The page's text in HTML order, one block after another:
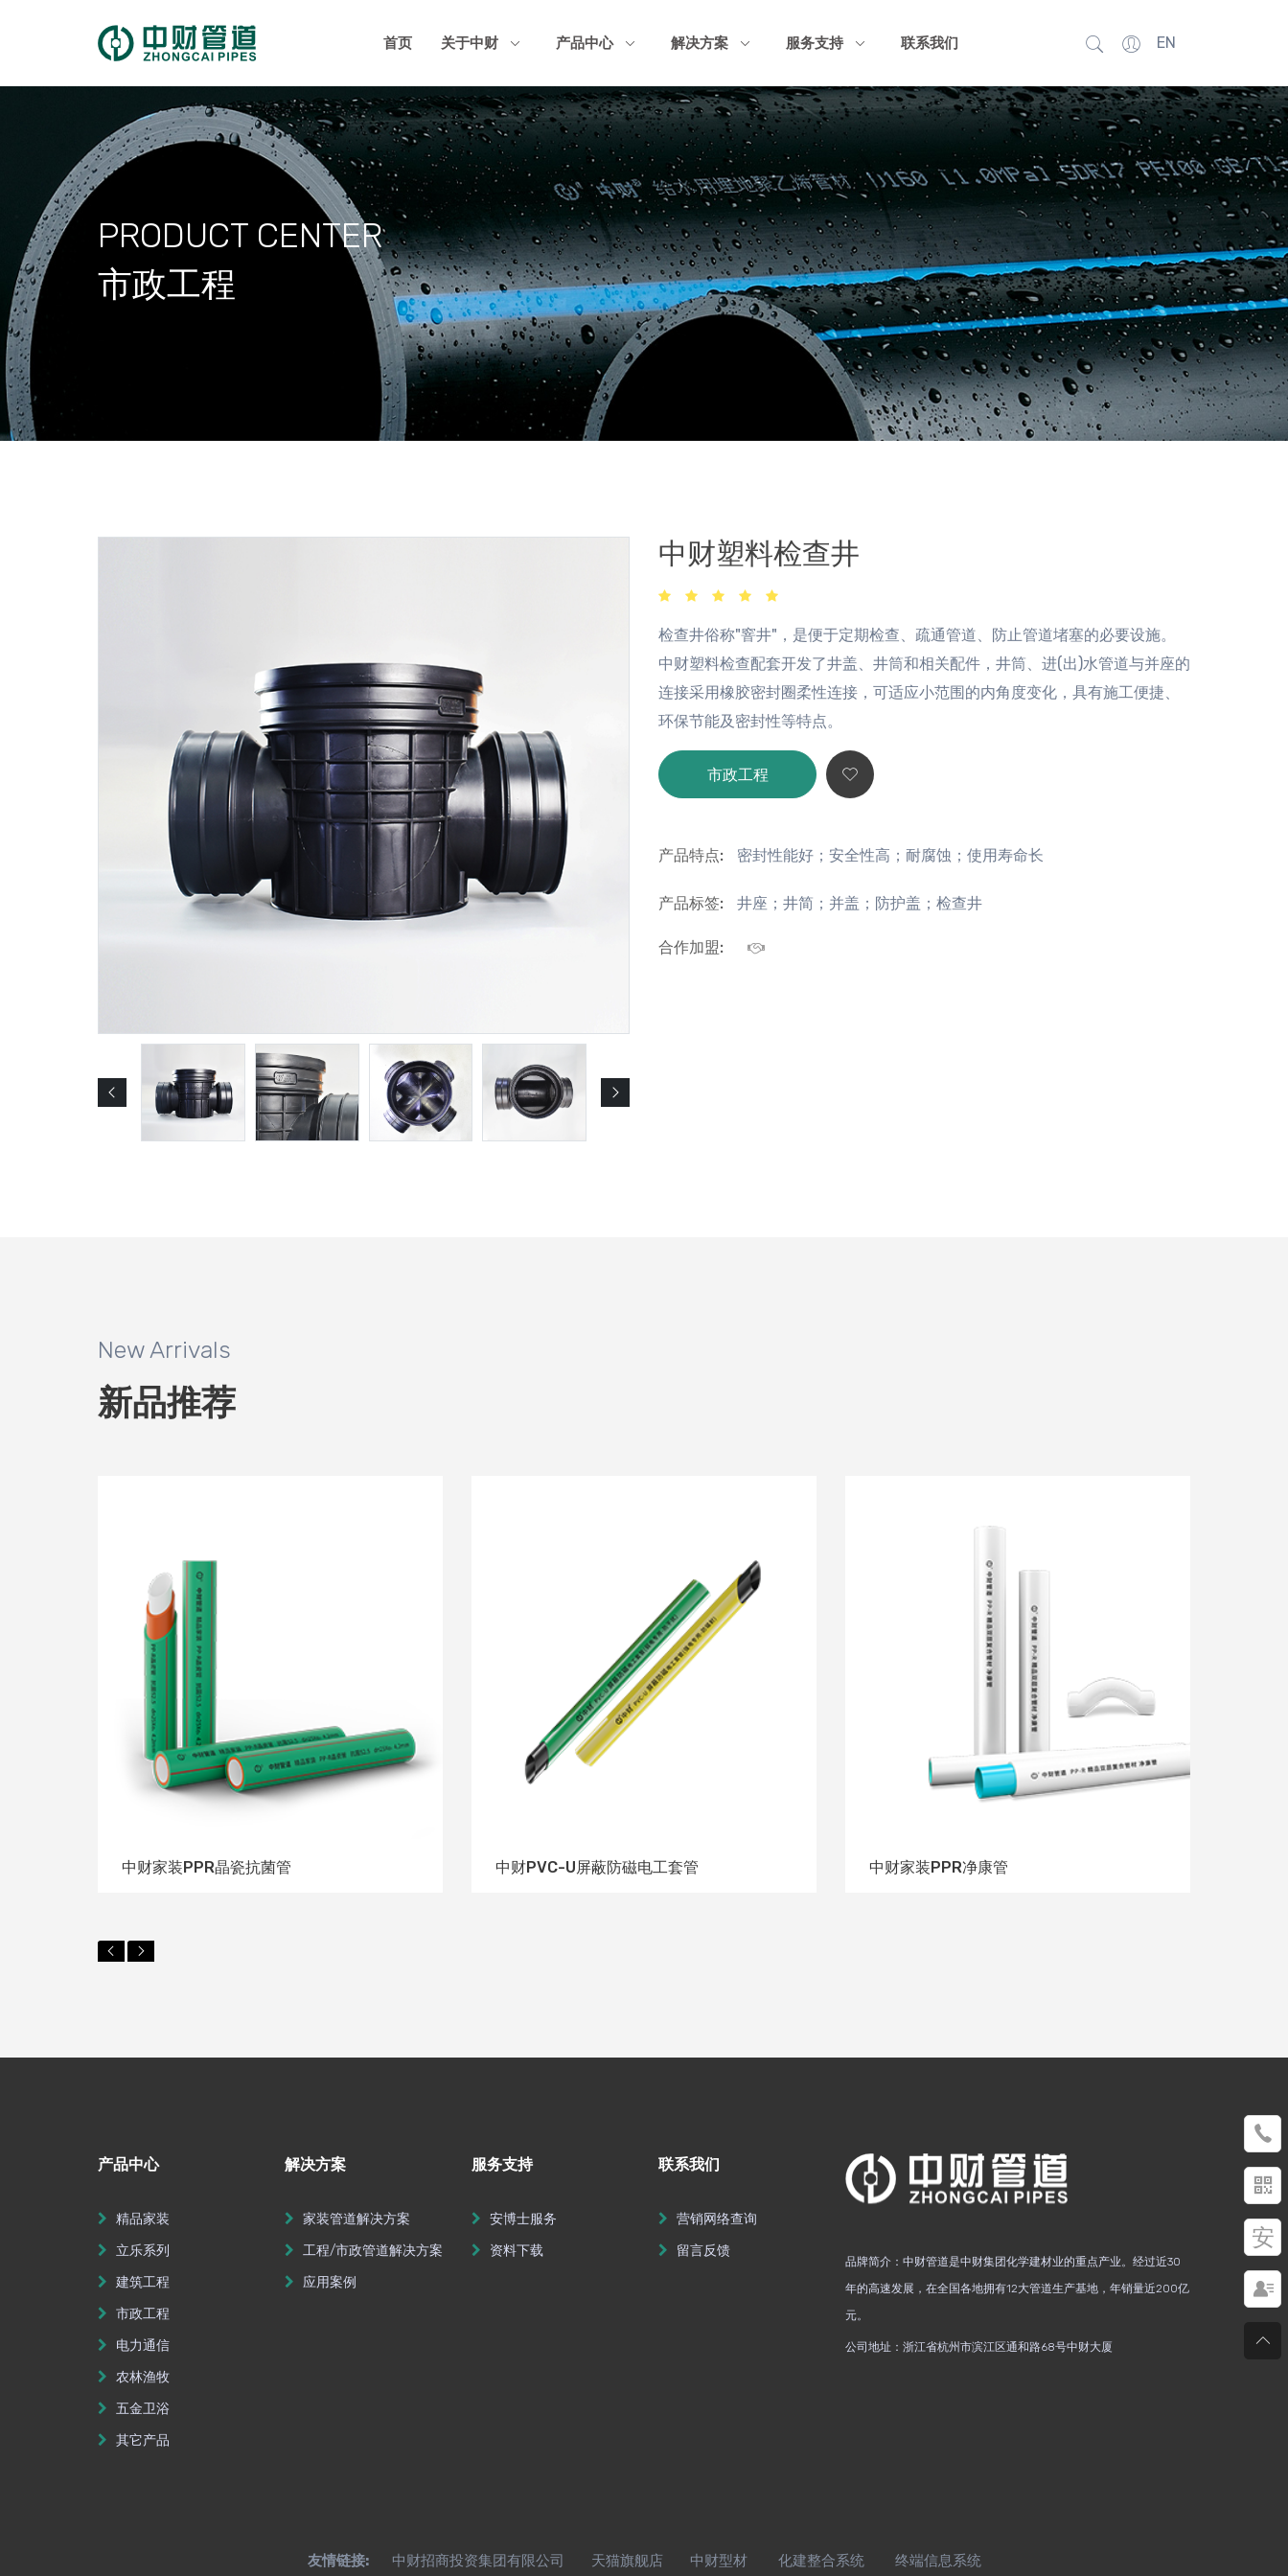
首页 关于中财 产品中心 解决方案 服务支持 联系我们 EN
PRODUCT CENTER
市政工程
中财塑料检查井
检查井俗称"窨井"，是便于定期检查、疏通管道、防止管道堵塞的必要设施。
中财塑料检查配套开发了井盖、井筒和相关配件，井筒、进(出)水管道与并座的
连接采用橡胶密封圈柔性连接，可适应小范围的内角度变化，具有施工便捷、
环保节能及密封性等特点。
市政工程
产品特点: 密封性能好；安全性高；耐腐蚀；使用寿命长
产品标签: 井座；井简；并盖；防护盖；检查井
合作加盟:
New Arrivals
新品推荐
中财家装PPR晶瓷抗菌管 中财PVC-U屏蔽防磁电工套管 中财家装PPR净康管
产品中心
精品家装
立乐系列
建筑工程
市政工程
电力通信
农林渔牧
五金卫浴
其它产品
解决方案
家装管道解决方案
工程/市政管道解决方案
应用案例
服务支持
安博士服务
资料下载
联系我们
营销网络查询
留言反馈
品牌简介：中财管道是中财集团化学建材业的重点产业。经过近30
年的高速发展，在全国各地拥有12大管道生产基地，年销量近200亿
元。
公司地址：浙江省杭州市滨江区通和路68号中财大厦
友情链接:中财招商投资集团有限公司 天猫旗舰店 中财型材 化建整合系统 终端信息系统


安

